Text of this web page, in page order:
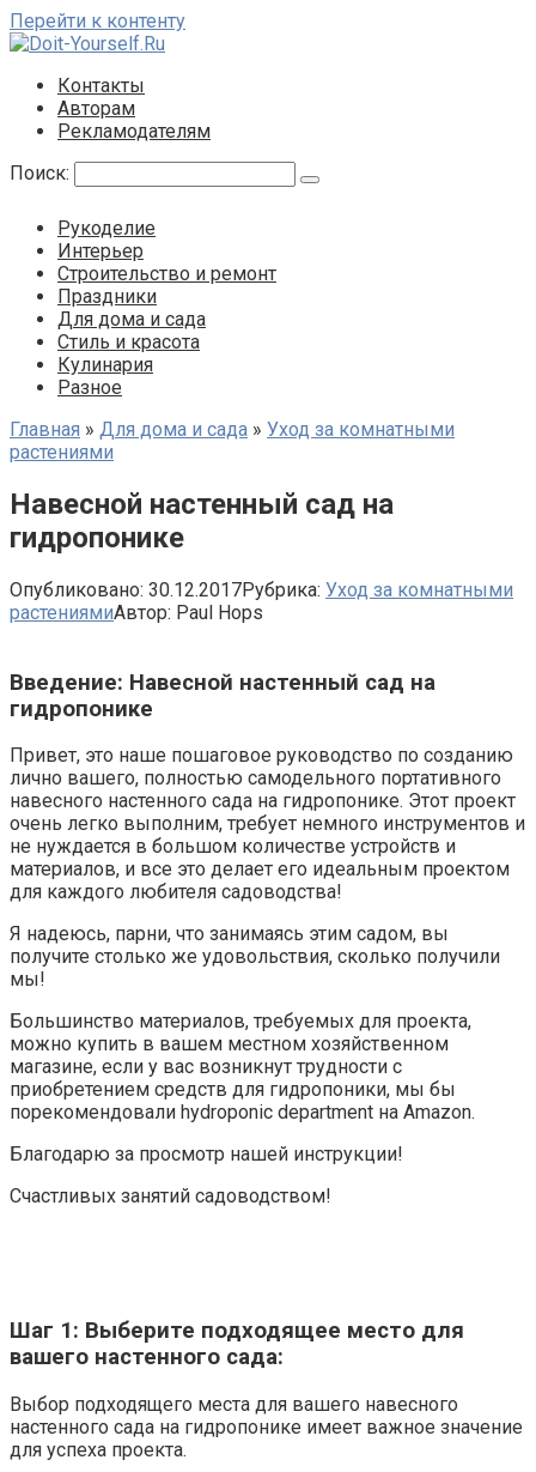
Перейти к контенту
Контакты
Авторам
Рекламодателям
Поиск:
Рукоделие
Интерьер
Строительство и ремонт
Праздники
Для дома и сада
Стиль и красота
Кулинария
Разное
Главная » Для дома и сада » Уход за комнатными
растениями
Навесной настенный сад на
гидропонике
Опубликовано: 30.12.2017Рубрика: Уход за комнатными
растениямиАвтор: Paul Hops
Введение: Навесной настенный сад на
гидропонике
Привет, это наше пошаговое руководство по созданию
лично вашего, полностью самодельного портативного
навесного настенного сада на гидропонике. Этот проект
очень легко выполним, требует немного инструментов и
не нуждается в большом количестве устройств и
материалов, и все это делает его идеальным проектом
для каждого любителя садоводства!
Я надеюсь, парни, что занимаясь этим садом, вы
получите столько же удовольствия, сколько получили
мы!
Большинство материалов, требуемых для проекта,
можно купить в вашем местном хозяйственном
магазине, если у вас возникнут трудности с
приобретением средств для гидропоники, мы бы
порекомендовали hydroponic department на Amazon.
Благодарю за просмотр нашей инструкции!
Счастливых занятий садоводством!
Шаг 1: Выберите подходящее место для
вашего настенного сада:
Выбор подходящего места для вашего навесного
настенного сада на гидропонике имеет важное значение
для успеха проекта.